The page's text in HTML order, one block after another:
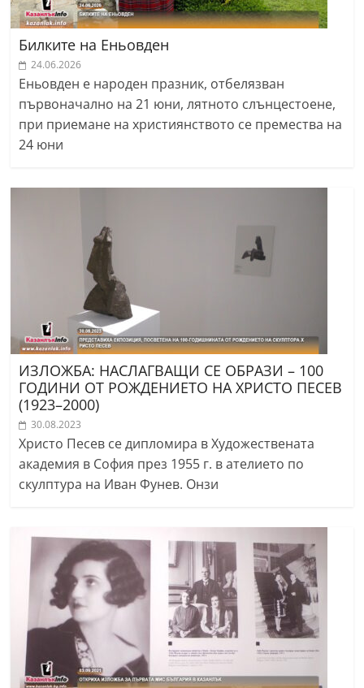
Билките на Еньовден
24.06.2026
Еньовден е народен празник, отбелязван
първоначално на 21 юни, лятното слънцестоене,
при приемане на християнството се премества на
24 юни
ИЗЛОЖБА: НАСЛАГВАЩИ СЕ ОБРАЗИ – 100
ГОДИНИ ОТ РОЖДЕНИЕТО НА ХРИСТО ПЕСЕВ
(1923–2000)
30.08.2023
Христо Песев се дипломира в Художествената
академия в София през 1955 г. в ателието по
скулптура на Иван Фунев. Онзи